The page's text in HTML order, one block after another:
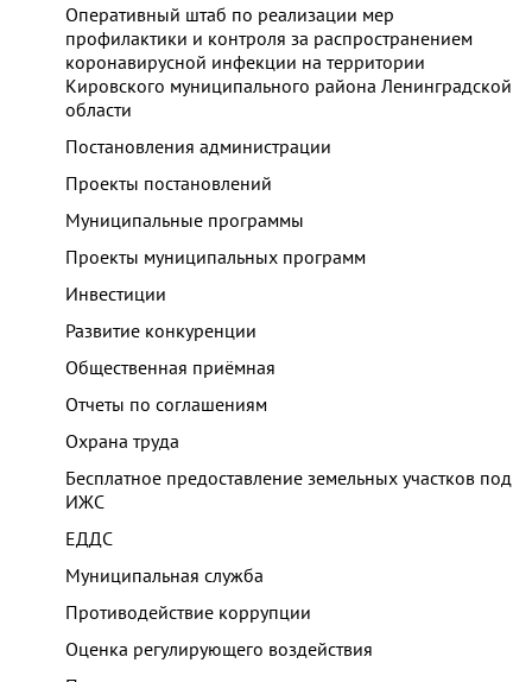
Оперативный штаб по реализации мер
профилактики и контроля за распространением
коронавирусной инфекции на территории
Кировского муниципального района Ленинградской
области
Постановления администрации
Проекты постановлений
Муниципальные программы
Проекты муниципальных программ
Инвестиции
Развитие конкуренции
Общественная приёмная
Отчеты по соглашениям
Охрана труда
Бесплатное предоставление земельных участков под
ИЖС
ЕДДС
Муниципальная служба
Противодействие коррупции
Оценка регулирующего воздействия